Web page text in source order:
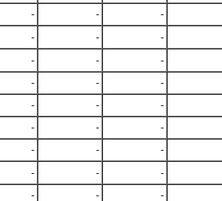
- - -
- - -
- - -
- - -
- - -
- - -
- - -
- - -
- - -